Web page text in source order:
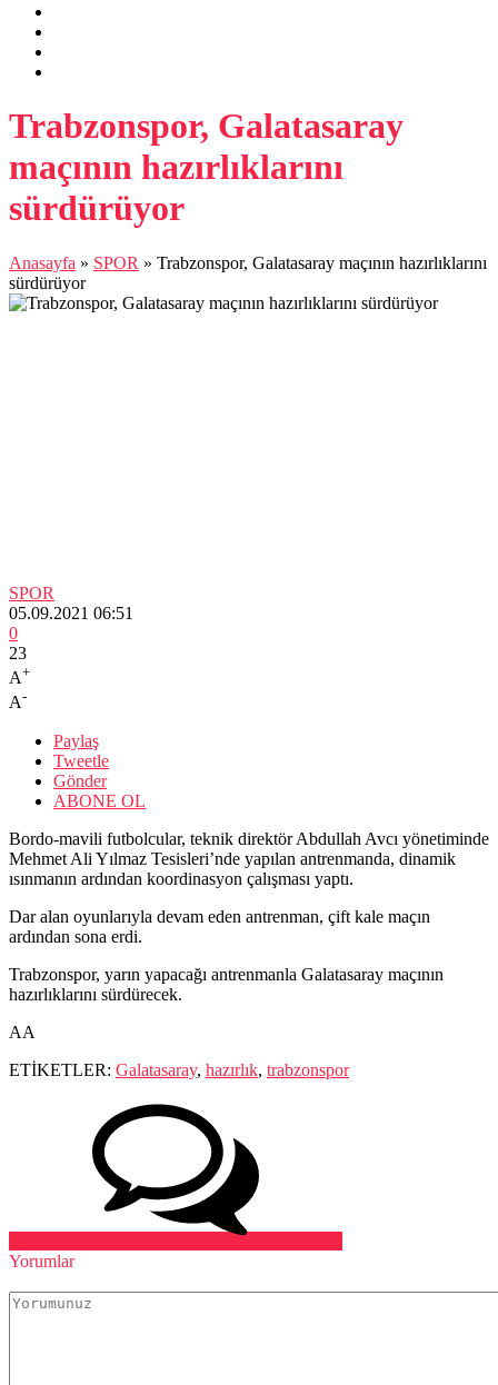
Trabzonspor, Galatasaray
maçının hazırlıklarını
sürdürüyor
Anasayfa » SPOR » Trabzonspor, Galatasaray maçının hazırlıklarını
sürdürüyor
SPOR
05.09.2021 06:51
0
23
A+
A-
Paylaş
Tweetle
Gönder
ABONE OL
Bordo-mavili futbolcular, teknik direktör Abdullah Avcı yönetiminde
Mehmet Ali Yılmaz Tesisleri’nde yapılan antrenmanda, dinamik
ısınmanın ardından koordinasyon çalışması yaptı.
Dar alan oyunlarıyla devam eden antrenman, çift kale maçın
ardından sona erdi.
Trabzonspor, yarın yapacağı antrenmanla Galatasaray maçının
hazırlıklarını sürdürecek.
AA
ETİKETLER: Galatasaray, hazırlık, trabzonspor
Yorumlar